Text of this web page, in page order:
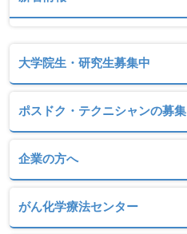
大学院生・研究生募集中
ポスドク・テクニシャンの募集
企業の方へ
がん化学療法センター